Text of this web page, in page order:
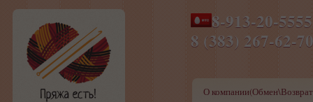
8-913-20-
8 (383) 267-
ПН-ПТ 8-17,СБ-ВС 9-
О